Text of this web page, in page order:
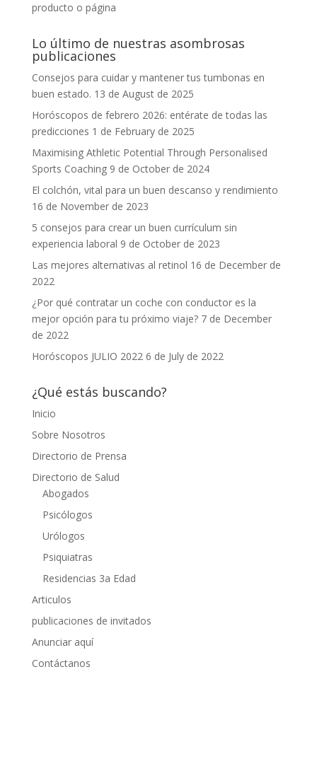
producto o página
Lo último de nuestras asombrosas
publicaciones
Consejos para cuidar y mantener tus tumbonas en
buen estado. 13 de August de 2025
Horóscopos de febrero 2026: entérate de todas las
predicciones 1 de February de 2025
Maximising Athletic Potential Through Personalised
Sports Coaching 9 de October de 2024
El colchón, vital para un buen descanso y rendimiento
16 de November de 2023
5 consejos para crear un buen currículum sin
experiencia laboral 9 de October de 2023
Las mejores alternativas al retinol 16 de December de
2022
¿Por qué contratar un coche con conductor es la
mejor opción para tu próximo viaje? 7 de December
de 2022
Horóscopos JULIO 2022 6 de July de 2022
¿Qué estás buscando?
Inicio
Sobre Nosotros
Directorio de Prensa
Directorio de Salud
Abogados
Psicólogos
Urólogos
Psiquiatras
Residencias 3a Edad
Articulos
publicaciones de invitados
Anunciar aquí
Contáctanos